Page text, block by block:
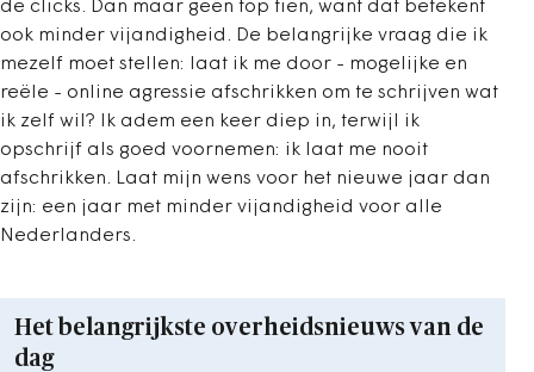
de clicks. Dan maar geen top tien, want dat betekent
ook minder vijandigheid. De belangrijke vraag die ik
mezelf moet stellen: laat ik me door - mogelijke en
reële - online agressie afschrikken om te schrijven wat
ik zelf wil? Ik adem een keer diep in, terwijl ik
opschrijf als goed voornemen: ik laat me nooit
afschrikken. Laat mijn wens voor het nieuwe jaar dan
zijn: een jaar met minder vijandigheid voor alle
Nederlanders.
Het belangrijkste overheidsnieuws van de
dag